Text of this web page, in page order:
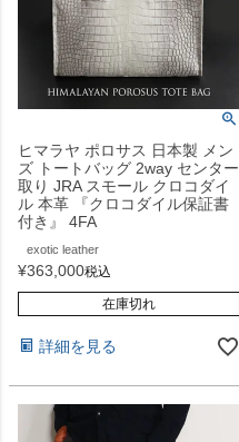
ヒマラヤ ポロサス 日本製 メン
ズ トートバッグ 2way センター
取り JRA スモール クロコダイ
ル 本革 『クロコダイル保証書
付き』 4FA
exotic leather
¥363,000税込
在庫切れ
詳細を見る